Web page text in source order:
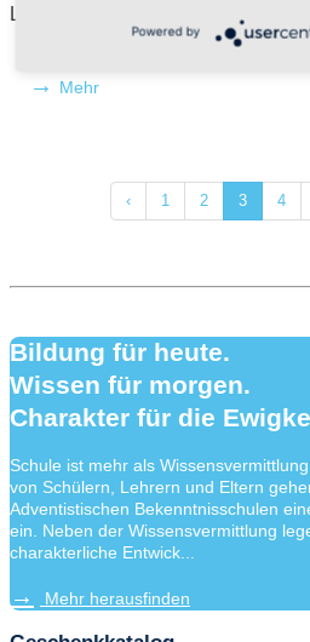
Lerninhalt aus möglichst ...
Mehr
‹ 1 2 3 4
Bildung für heute.
Wissen für morgen.
Charakter für die
Schule ist mehr als
von Schülern, Lehrern und Eltern
Adventistischen Bekenntnisschulen
ein. Neben der Wissensvermittlung
charakterliche Entwick...
Mehr herausfinden
Powered by